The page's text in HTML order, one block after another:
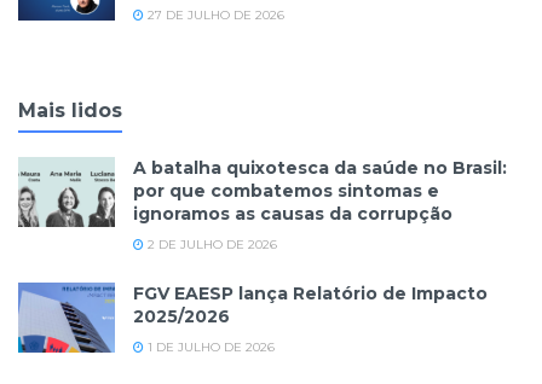
27 DE JULHO DE 2026
Mais lidos
A batalha quixotesca da saúde no Brasil:
por que combatemos sintomas e
ignoramos as causas da corrupção
2 DE JULHO DE 2026
FGV EAESP lança Relatório de Impacto
2025/2026
1 DE JULHO DE 2026